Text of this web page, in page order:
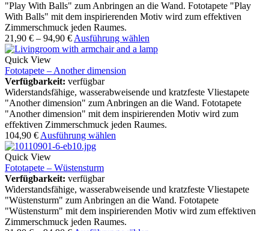
"Play With Balls" zum Anbringen an die Wand. Fototapete "Play
With Balls" mit dem inspirierenden Motiv wird zum effektiven
Zimmerschmuck jeden Raumes.
21,90 € – 94,90 € Ausführung wählen
Quick View
Fototapete – Another dimension
Verfügbarkeit: verfügbar
Widerstandsfähige, wasserabweisende und kratzfeste Vliestapete
"Another dimension" zum Anbringen an die Wand. Fototapete
"Another dimension" mit dem inspirierenden Motiv wird zum
effektiven Zimmerschmuck jeden Raumes.
104,90 € Ausführung wählen
Quick View
Fototapete – Wüstensturm
Verfügbarkeit: verfügbar
Widerstandsfähige, wasserabweisende und kratzfeste Vliestapete
"Wüstensturm" zum Anbringen an die Wand. Fototapete
"Wüstensturm" mit dem inspirierenden Motiv wird zum effektiven
Zimmerschmuck jeden Raumes.